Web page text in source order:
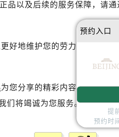
品以及后续的服务保障，请
好地维护您的劳力士手表，确
为您分享的精彩内容。如果您
们将竭诚为您服务。
预约入口
提
预约时